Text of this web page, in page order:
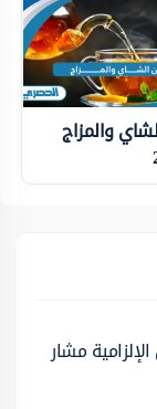
والمزاج
مشار